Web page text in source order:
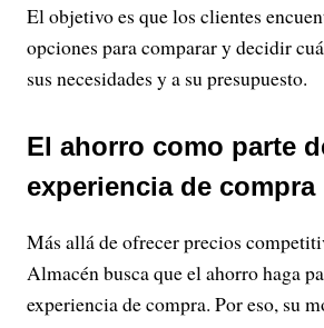
El objetivo es que los clientes
opciones para comparar y decidir
sus necesidades y a su presupuesto.
El ahorro como parte
experiencia de compra
Más allá de ofrecer precios
Almacén busca que el ahorro haga
experiencia de compra. Por eso, su